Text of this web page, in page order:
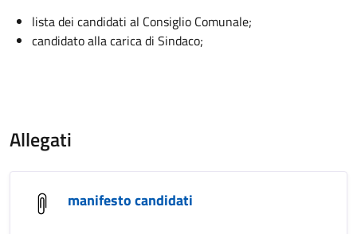
lista dei candidati al Consiglio Comunale;
candidato alla carica di Sindaco;
Allegati
manifesto candidati